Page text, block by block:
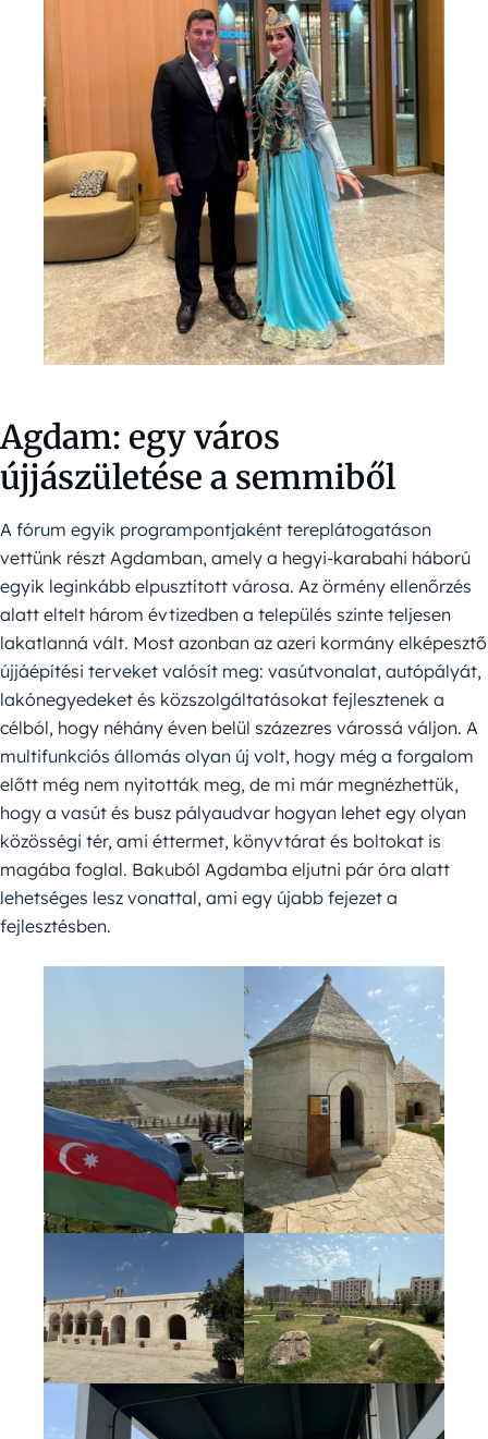
Agdam: egy város
újjászületése a semmiből
A fórum egyik programpontjaként tereplátogatáson
vettünk részt Agdamban, amely a hegyi-karabahi háború
egyik leginkább elpusztított városa. Az örmény ellenőrzés
alatt eltelt három évtizedben a település szinte teljesen
lakatlanná vált. Most azonban az azeri kormány elképesztő
újjáépítési terveket valósít meg: vasútvonalat, autópályát,
lakónegyedeket és közszolgáltatásokat fejlesztenek a
célból, hogy néhány éven belül százezres várossá váljon. A
multifunkciós állomás olyan új volt, hogy még a forgalom
előtt még nem nyitották meg, de mi már megnézhettük,
hogy a vasút és busz pályaudvar hogyan lehet egy olyan
közösségi tér, ami éttermet, könyvtárat és boltokat is
magába foglal. Bakuból Agdamba eljutni pár óra alatt
lehetséges lesz vonattal, ami egy újabb fejezet a
fejlesztésben.